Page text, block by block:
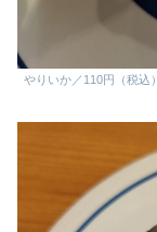
やりいか／110円（税込）